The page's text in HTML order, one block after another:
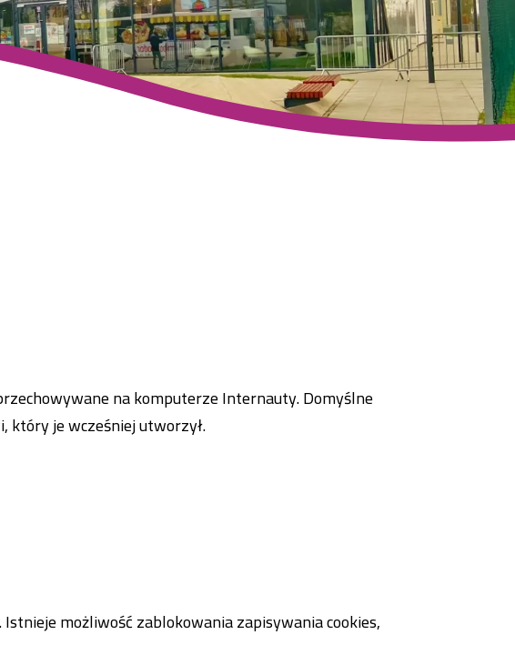
na komputerze Internauty. Domyślne
który je wcześniej utworzył.
możliwość zablokowania zapisywania cookies,